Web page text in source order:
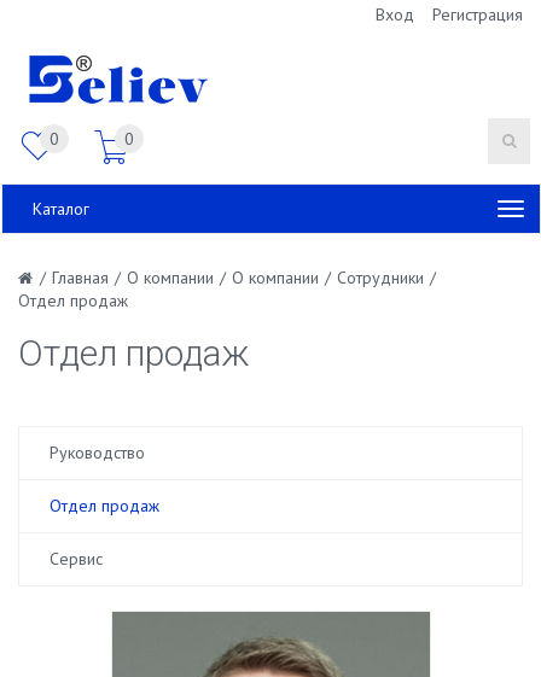
Вход Регистрация
0 0
Каталог
/ Главная / О компании / О компании / Сотрудники /
Отдел продаж
Отдел продаж
Руководство
Отдел продаж
Сервис